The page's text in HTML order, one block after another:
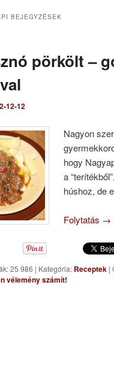
BEJEGYZÉSEK
pörkölt –
12-12
Nagyon
hogy
a
húshoz, de
Folytatás →
25 986 | Kategória: Receptek |
vélemény számít!